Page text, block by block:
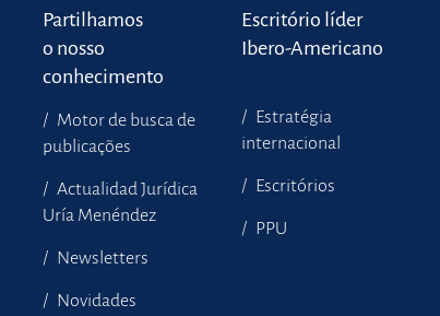
Partilhamos
o nosso
conhecimento
Motor de busca de
publicações
Actualidad Jurídica
Uría Menéndez
Newsletters
Novidades
Escritório líder
Ibero-Americano
Estratégia
internacional
Escritórios
PPU